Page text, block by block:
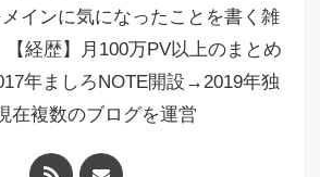
インに気になったことを書く雑
経歴】月100万PV以上のまとめ
年ましろNOTE開設→2019年独
在複数のブログを運営